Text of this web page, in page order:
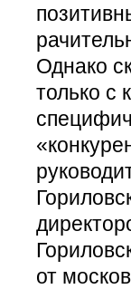
Однако
только с
от